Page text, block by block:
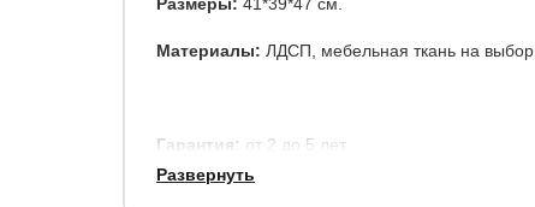
Материалы: ЛДСП, мебельная ткань на выбор.
Гарантия: от 2 до 5 лет.
Развернуть